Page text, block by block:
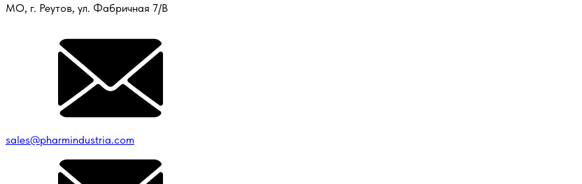
МО, г. Реутов, ул. Фабричная 7/В
sales@pharmindustria.com